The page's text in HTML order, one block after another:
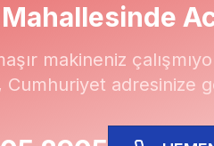
Mahallesinde
makineniz
Cumhuriyet adresinize